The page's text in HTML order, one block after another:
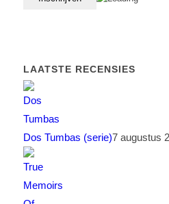
LAATSTE RECENSIES
Dos Tumbas (serie)7 augustus